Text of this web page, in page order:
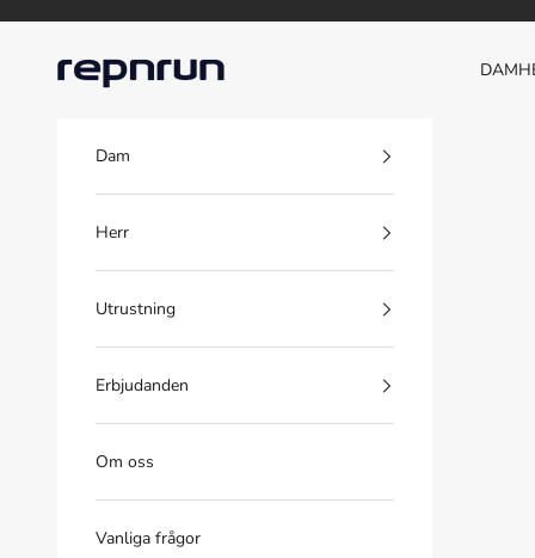
Repnrun DAM
Dam
Herr
Utrustning
Erbjudanden
Om oss
Vanliga frågor